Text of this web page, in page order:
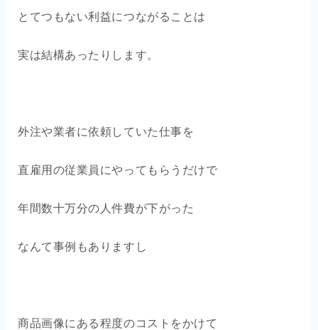
とてつもない利益につながることは
実は結構あったりします。
外注や業者に依頼していた仕事を
直雇用の従業員にやってもらうだけで
年間数十万分の人件費が下がった
なんて事例もありますし
商品画像にある程度のコストをかけて